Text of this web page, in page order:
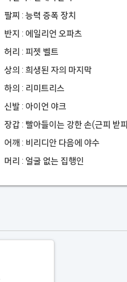
팔찌 : 능력 증폭 장치
반지 : 에일리언 오파츠
허리 : 피젯 벨트
상의 : 희생된 자의 마지막
하의 : 리미트리스
신발 : 아이언 야크
장갑 : 빨아들이는 강한 손(근피 받
어깨 : 비리디안 다음에 야수
머리 : 얼굴 없는 집행인